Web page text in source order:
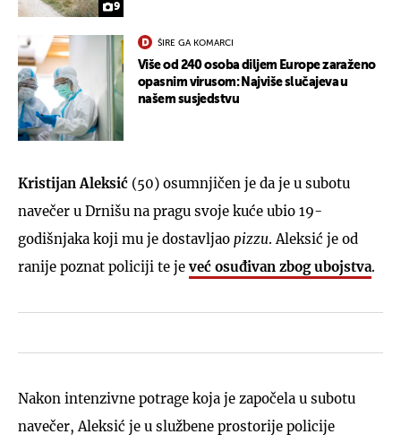
9
ŠIRE GA KOMARCI
Više od 240 osoba diljem Europe zaraženo
opasnim virusom: Najviše slučajeva u
našem susjedstvu
Kristijan Aleksić (50) osumnjičen je da je u subotu
navečer u Drnišu na pragu svoje kuće ubio 19-
godišnjaka koji mu je dostavljao pizzu. Aleksić je od
ranije poznat policiji te jeveć osuđivan zbog ubojstva.
Nakon intenzivne potrage koja je započela u subotu
navečer, Aleksić je u službene prostorije policije